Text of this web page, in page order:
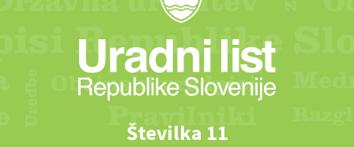
Številka 11